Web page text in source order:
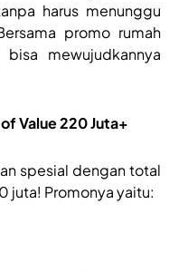
harus menunggu
promo rumah
mewujudkannya
Value 220 Juta+
spesial dengan total
juta! Promonya yaitu: